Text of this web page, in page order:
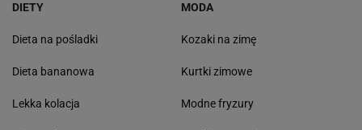
DIETY
Dieta na pośladki
Dieta bananowa
Lekka kolacja
MODA
Kozaki na zimę
Kurtki zimowe
Modne fryzury